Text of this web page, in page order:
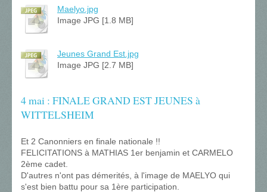
Maelyo.jpg
Image JPG [1.8 MB]
Jeunes Grand Est.jpg
Image JPG [2.7 MB]
4 mai : FINALE GRAND EST JEUNES à
WITTELSHEIM
Et 2 Canonniers en finale nationale !!
FELICITATIONS à MATHIAS 1er benjamin et CARMELO
2ème cadet.
D'autres n'ont pas démerités, à l'image de MAELYO qui
s'est bien battu pour sa 1ère participation.